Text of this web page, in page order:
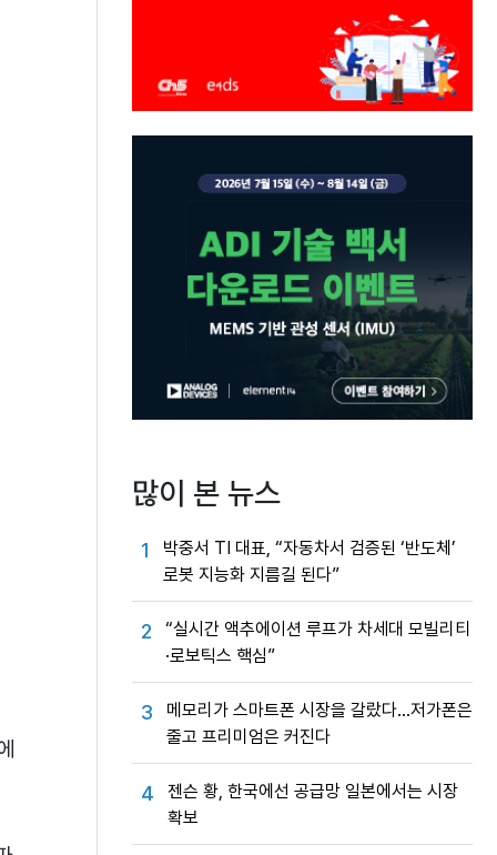
많이 본 뉴스
1
박중서 TI 대표, “자동차서 검증된 ‘반도체’
로봇 지능화 지름길 된다”
2
“실시간 액추에이션 루프가 차세대 모빌리티
·로보틱스 핵심”
3
메모리가 스마트폰 시장을 갈랐다…저가폰은
줄고 프리미엄은 커진다
4
젠슨 황, 한국에선 공급망 일본에서는 시장
확보